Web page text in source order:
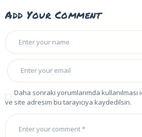
Add Your Comment
Daha sonraki yorumlarımda kullanılması
ve site adresim bu tarayıcıya kaydedilsin.